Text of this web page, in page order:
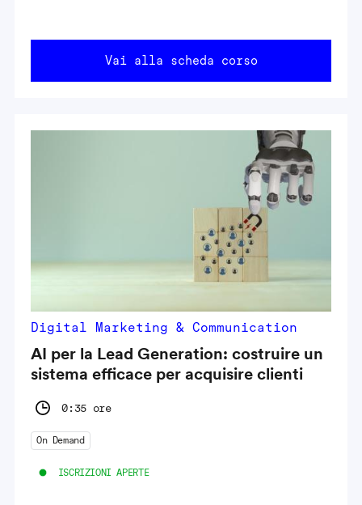
Vai alla scheda corso
Digital Marketing & Communication
AI per la Lead Generation: costruire un
sistema efficace per acquisire clienti
0:35 ore
On Demand
ISCRIZIONI APERTE